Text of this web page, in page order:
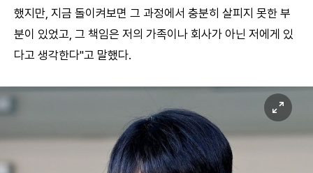
했지만, 지금 돌이켜보면 그 과정에서 충분히 살피지 못한 부
분이 있었고, 그 책임은 저의 가족이나 회사가 아닌 저에게 있
다고 생각한다"고 말했다.